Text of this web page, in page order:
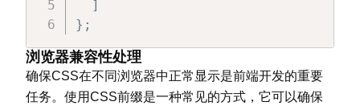
  ]
};
浏览器兼容性处理
确保CSS在不同浏览器中正常显示是前端开发的重要
任务。使用CSS前缀是一种常见的方式，它可以确保